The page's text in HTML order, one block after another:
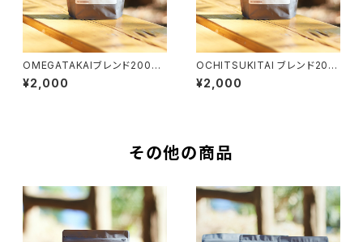
OMEGATAKAIブレンド200g
¥2,000
OCHITSUKITAI ブレンド200
g
¥2,000
その他の商品